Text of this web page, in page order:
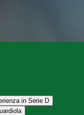
in Serie D